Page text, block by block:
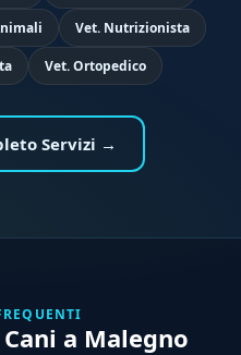
Vet. Nutrizionista
Vet. Ortopedico
Servizi →
a Malegno